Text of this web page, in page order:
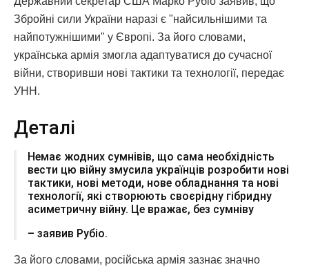
Збройні сили України наразі є "найсильнішими та
найпотужнішими" у Європі. За його словами,
українська армія змогла адаптуватися до сучасної
війни, створивши нові тактики та технології, передає
УНН.
Деталі
Немає жодних сумнівів, що сама необхідність
вести цю війну змусила українців розробити нові
тактики, нові методи, нове обладнання та нові
технології, які створюють своєрідну гібридну
асиметричну війну. Це вражає, без сумніву
– заявив Рубіо.
За його словами, російська армія зазнає значно